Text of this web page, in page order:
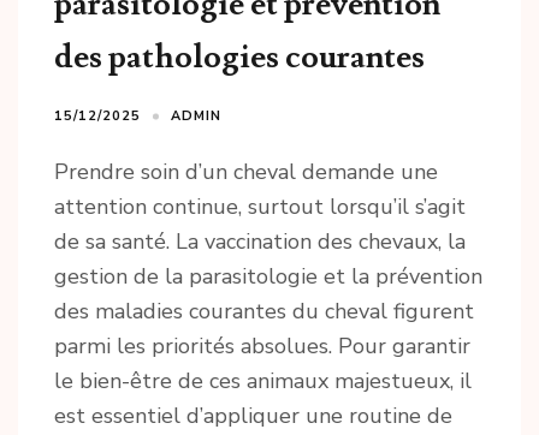
des pathologies courantes
15/12/2025 ADMIN
Prendre soin d’un cheval demande une
attention continue, surtout lorsqu’il s’agit
de sa santé. La vaccination des chevaux, la
gestion de la parasitologie et la prévention
des maladies courantes du cheval figurent
parmi les priorités absolues. Pour garantir
le bien-être de ces animaux majestueux, il
est essentiel d’appliquer une routine de